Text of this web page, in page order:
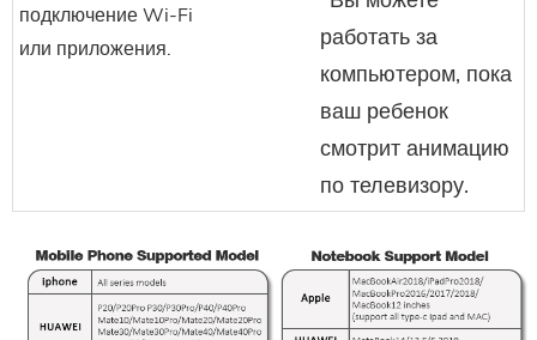
подключение Wi-Fi
или приложения.
работать за
компьютером, пока
ваш ребенок
смотрит анимацию
по телевизору.